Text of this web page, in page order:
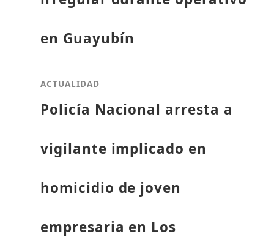
en Guayubín
ACTUALIDAD
Policía Nacional arresta a
vigilante implicado en
homicidio de joven
empresaria en Los